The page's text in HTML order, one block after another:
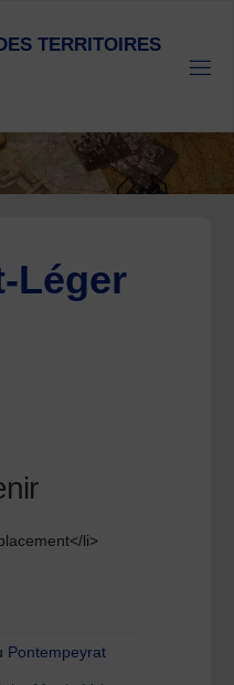
ES TERRITOIRES
Léger
li>
Pontempeyrat